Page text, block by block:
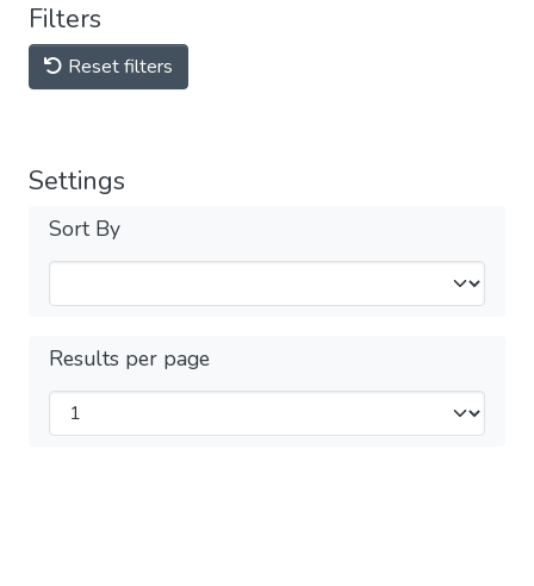
Filters
Reset filters
Settings
Sort By
Results per page